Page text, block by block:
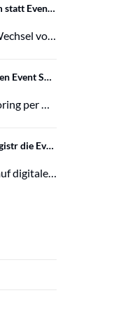
Eventplattform statt Event App: Der Wechsel von der Mobile Event App zu Polario
Warum der Wechsel von der Mobile Event App zu Polario erfolgt und wie Polario als moderne Eventplattform klassische Event Apps…
Mit der richtigen Event Sponsoring App zu mehr Reichweite, Leads und Wirkung
Event Sponsoring per App: messbar, flexibel und interaktiv. Jetzt mehr Sichtbarkeit und Wirkung für dein Event sichern.
Wie MEA & registr die Eventorganisation von 120 ERGO-Events pro Jahr optimieren
ERGO setzt auf digitale Eventorganisation mit MEA & registr. Effizient, nachhaltig und interaktiv – so gelingt moderne Eventplanung.